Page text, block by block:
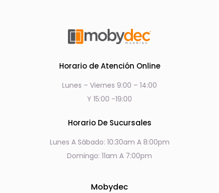
Horario de Atención Online
Lunes – Viernes 9:00 – 14:00
Y 15:00 -19:00
Horario De Sucursales
Lunes A Sábado: 10:30am A 8:00pm
Domingo: 11am A 7:00pm
Mobydec